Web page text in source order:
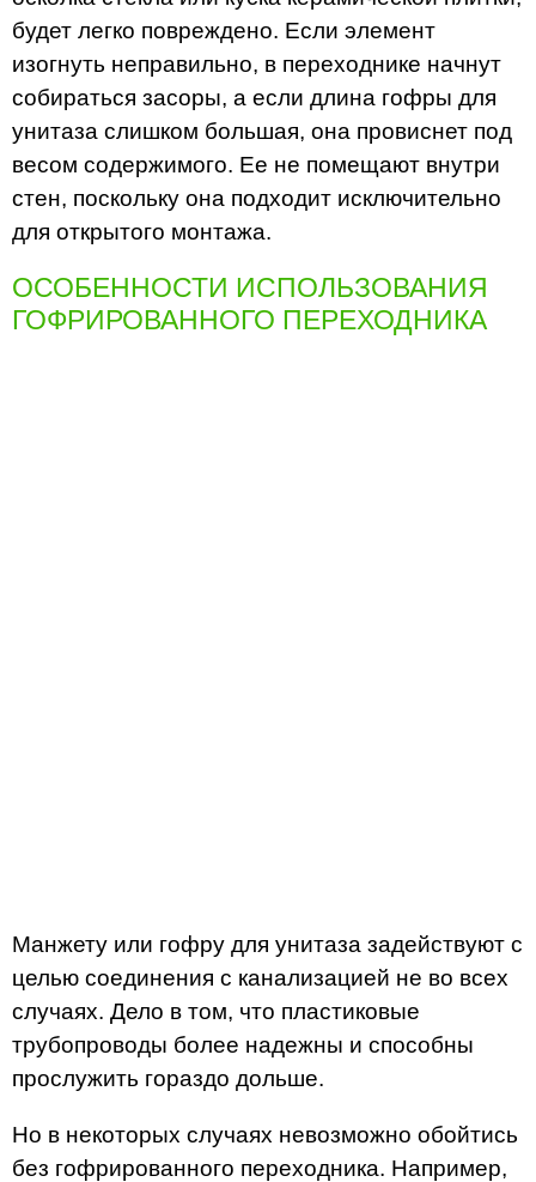
будет легко повреждено. Если элемент
изогнуть неправильно, в переходнике начнут
собираться засоры, а если длина гофры для
унитаза слишком большая, она провиснет под
весом содержимого. Ее не помещают внутри
стен, поскольку она подходит исключительно
для открытого монтажа.
ОСОБЕННОСТИ ИСПОЛЬЗОВАНИЯ
ГОФРИРОВАННОГО ПЕРЕХОДНИКА
Манжету или гофру для унитаза задействуют с
целью соединения с канализацией не во всех
случаях. Дело в том, что пластиковые
трубопроводы более надежны и способны
прослужить гораздо дольше.
Но в некоторых случаях невозможно обойтись
без гофрированного переходника. Например,